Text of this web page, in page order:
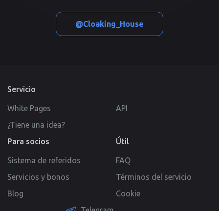
@Cloaking_House
Servicio
White Pages
API
¿Tiene una idea?
Para socios
Sistema de referidos
Servicios y bonos
Blog
Útil
FAQ
Términos del servicio
Cookie